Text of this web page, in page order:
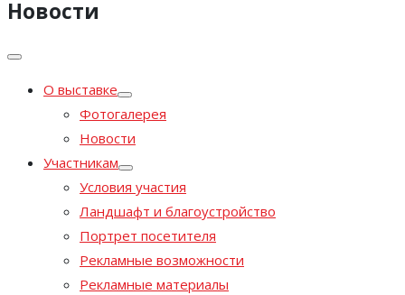
Новости
О выставке
Фотогалерея
Новости
Участникам
Условия участия
Ландшафт и благоустройство
Портрет посетителя
Рекламные возможности
Рекламные материалы